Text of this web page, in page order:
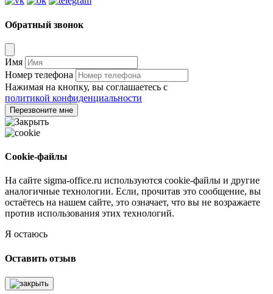
Обратный звонок
Имя
Номер телефона
Нажимая на кнопку, вы соглашаетесь с
политикой конфиденциальности
Перезвоните мне
Cookie-файлы
На сайте sigma-office.ru используются cookie-файлы и другие
аналогичные технологии. Если, прочитав это сообщение, вы
остаётесь на нашем сайте, это означает, что вы не возражаете
против использования этих технологий.
Я остаюсь
Оставить отзыв